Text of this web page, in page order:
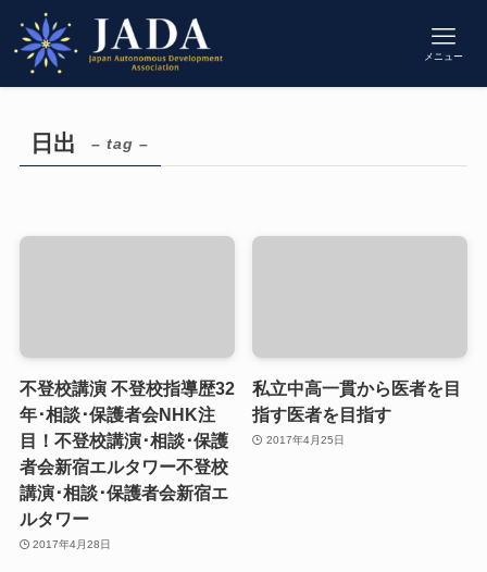
メニュー
日出 – tag –
不登校講演 不登校指導歴32
年･相談･保護者会NHK注
目！不登校講演･相談･保護
者会新宿エルタワー不登校
講演･相談･保護者会新宿エ
ルタワー
2017年4月28日
私立中高一貫から医者を目
指す医者を目指す
2017年4月25日